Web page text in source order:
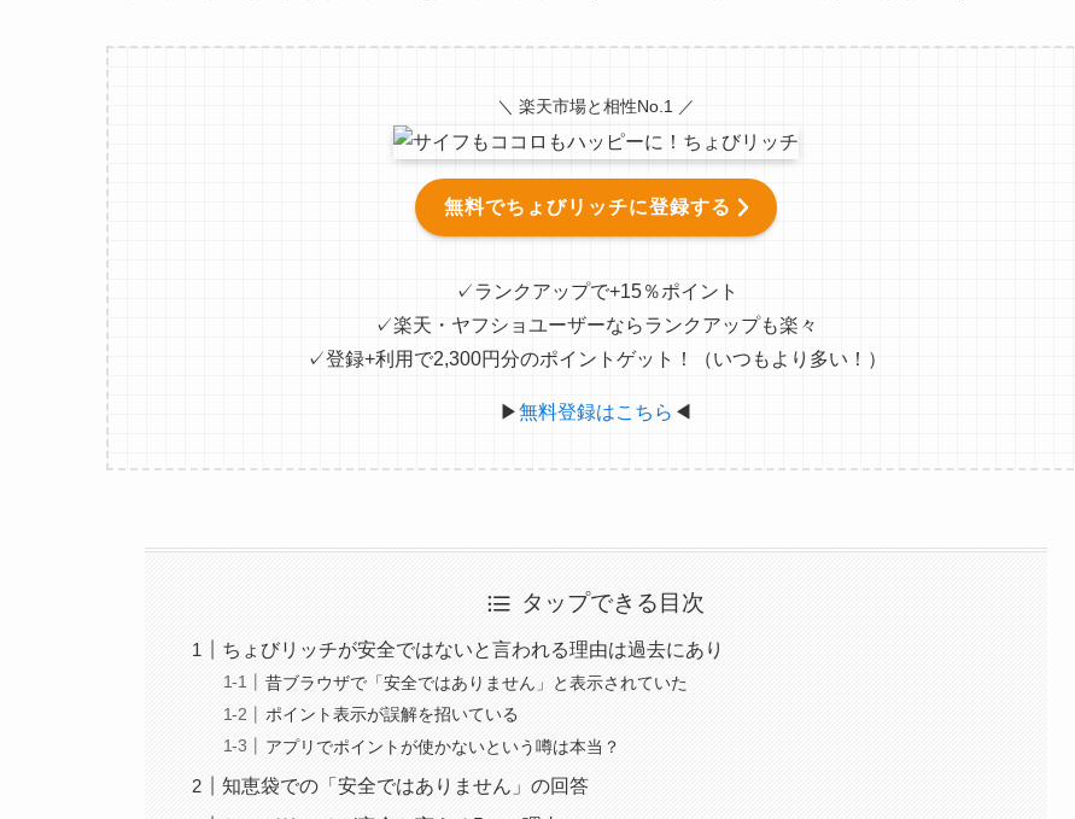
＼ 楽天市場と相性No.1 ／
無料でちょびリッチに登録する
✓ランクアップで+15％ポイント
✓楽天・ヤフショユーザーならランクアップも楽々
✓登録+利用で2,300円分のポイントゲット！（いつもより多い！）
▶無料登録はこちら ◀
タップできる目次
ちょびリッチが安全ではないと言われる理由は過去にあり
昔ブラウザで「安全ではありません」と表示されていた
ポイント表示が誤解を招いている
アプリでポイントが使かないという噂は本当？
知恵袋での「安全ではありません」の回答